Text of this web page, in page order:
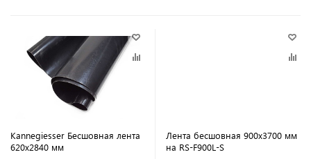
Kannegiesser Бесшовная лента
620х2840 мм
Лента бесшовная 900х3700 мм
на RS-F900L-S